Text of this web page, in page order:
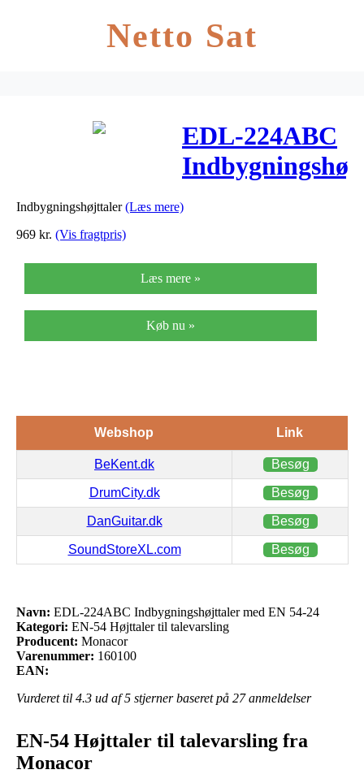
Netto Sat
EDL-224ABC
med EN 54-24
Indbygningshøjttaler(Læs mere)
969 kr. (Vis fragtpris)
Læs mere »
Køb nu »
Webshop Link
BeKent.dk Besøg
DrumCity.dk Besøg
DanGuitar.dk Besøg
SoundStoreXL.com Besøg
Navn: EDL-224ABC Indbygningshøjttaler med EN 54-24
Kategori: EN-54 Højttaler til talevarsling
Producent: Monacor
Varenummer: 160100
EAN:
Vurderet til 4.3 ud af 5 stjerner baseret på 27anmeldelser
EN-54 Højttaler til talevarsling fra
Monacor